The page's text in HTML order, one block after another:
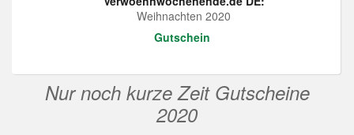
Weihnachten 2020
Gutschein
Nur noch kurze Zeit Gutscheine
2020